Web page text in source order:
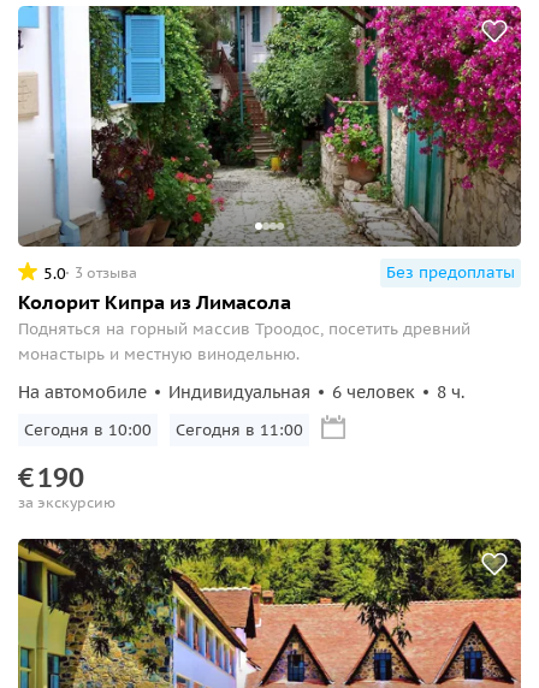
5.0 3 отзыва Без предоплаты
Колорит Кипра из Лимасола
Подняться на горный массив Троодос, посетить древний
монастырь и местную винодельню.
На автомобиле Индивидуальная 6 человек 8 ч.
Сегодня в 10:00 Сегодня в 11:00
€190
за экскурсию